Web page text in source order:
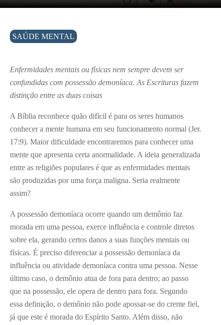
SAÚDE MENTAL
Enfermidades mentais ou físicas nem sempre devem ser
confundidas com possessão demoníaca. As Escrituras fazem
distinção entre as duas coisas
A Bíblia reconhece quão difícil é para os seres humanos
conhecer a mente humana em seu funcionamento normal (Jer.
17:9). Maior dificuldade encontraremos para conhecer uma
mente que apresenta certa anormalidade. A ideia generalizada
entre as religiões populares é que as enfermidades mentais
são produzidas por uma força maligna. Seria realmente
assim?
A possessão demoníaca ocorre quando um demônio faz
morada em uma pessoa, exerce influência e controle diretos
sobre ela, gerando certos danos a suas funções mentais ou
físicas. É preciso diferenciar a possessão demoníaca da
influência ou atividade demoníaca contra uma pessoa. Nesse
último caso, o demônio atua de fora para dentro; ao passo
que na possessão, ele opera de dentro para fora. Segundo
essa definição, o demônio não pode apossar-se do crente fiel,
já que este é morada do Espírito Santo. Além disso, não